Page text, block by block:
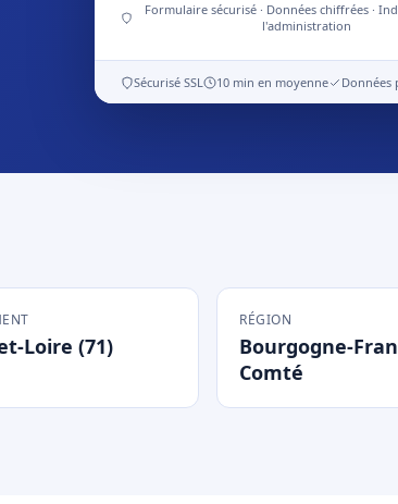
Formulaire sécurisé · Données chiffrées ·
l'administration
Sécurisé SSL 10 min en moyenne Données
Loire (71)
RÉGION
Bourgogne-
Comté